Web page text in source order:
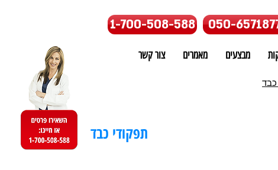
1-700-508-588 050-
מבצעים מאמרים צור קשר
כבד
תפקודי כבד